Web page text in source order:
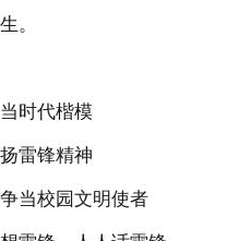
。
时代楷模
雷锋精神
当校园文明使者